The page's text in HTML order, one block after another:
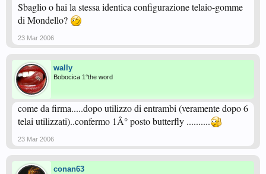
Sbaglio o hai la stessa identica configurazione telaio-gomme
di Mondello?
23 Mar 2006
wally
Bobocica 1°the word
come da firma.....dopo utilizzo di entrambi (veramente dopo 6
telai utilizzati)..confermo 1Â° posto butterfly ..........
23 Mar 2006
conan63